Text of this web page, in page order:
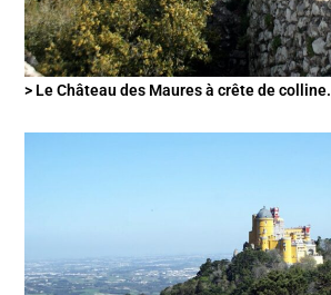
> Le Château des Maures à crête de colline.